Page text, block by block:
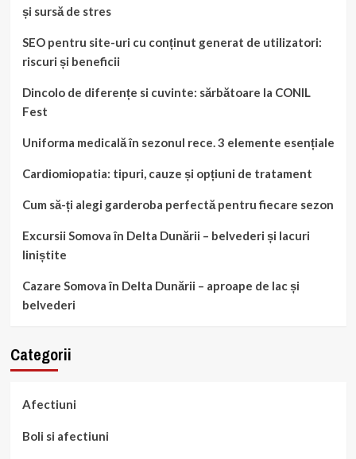
și sursă de stres
SEO pentru site-uri cu conținut generat de utilizatori:
riscuri și beneficii
Dincolo de diferențe si cuvinte: sărbătoare la CONIL
Fest
Uniforma medicală în sezonul rece. 3 elemente esențiale
Cardiomiopatia: tipuri, cauze și opțiuni de tratament
Cum să-ți alegi garderoba perfectă pentru fiecare sezon
Excursii Somova în Delta Dunării – belvederi și lacuri
liniștite
Cazare Somova în Delta Dunării – aproape de lac și
belvederi
Categorii
Afectiuni
Boli si afectiuni